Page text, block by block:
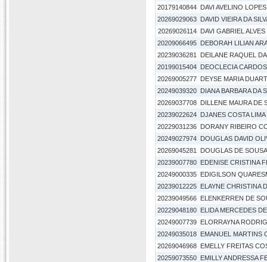
20179140844 DAVI AVELINO
20269029063 DAVID VIEIRA DA
20269026114
DAVI GABRIEL ALVES
20209066495 DEBORAH LILIAN
20239036281
DEILANE RAQUEL
20199015404 DEOCLECIA
20269005277 DEYSE MARIA
20249039320 DIANA BARBARA DA
20269037708 DILLENE MAURA DE
20239022624 DJANES COSTA LIMA
20229031236 DORANY RIBEIRO
20249027974 DOUGLAS DAVID
20269045281
DOUGLAS DE
20239007780 EDENISE CRISTINA
20249000335 EDIGILSON
20239012225 ELAYNE CHRISTINA
20239049566 ELENKERREN DE
20229048180 ELIDA MERCEDES
20249007739 ELORRAYNA
20249035018 EMANUEL MARTINS
20269046968 EMELLY FREITAS
20259073550 EMILLY ANDRESSA